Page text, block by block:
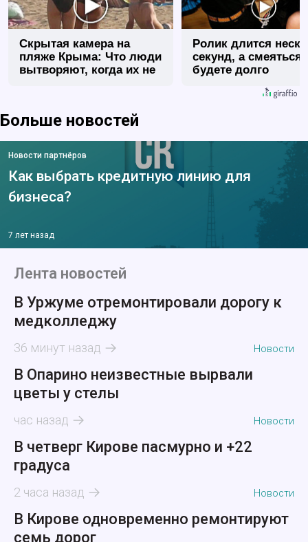
Скрытая камера на
пляже Крыма: Что люди
вытворяют, когда их не
Ролик длится
секунд, а смеяться
будете долго
Больше новостей
Новости партнёров
Как выбрать кредитную линию для
бизнеса?
7 лет назад
Лента новостей
В Уржуме отремонтировали дорогу к
медколледжу
36 минут назад Новости
В Опарино неизвестные вырвали
цветы у стелы
час назад Новости
В четверг Кирове пасмурно и +22
градуса
2 часа назад Новости
В Кирове одновременно ремонтируют
семь дорог